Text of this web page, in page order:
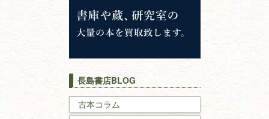
イスラム教
キリスト教
歴史書
戦記・戦史
長島書店BLOG
古本コラム